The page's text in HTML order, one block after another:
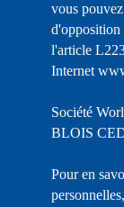
vous
d'opposition
l'article
Internet
Société
BLOIS
Pour en